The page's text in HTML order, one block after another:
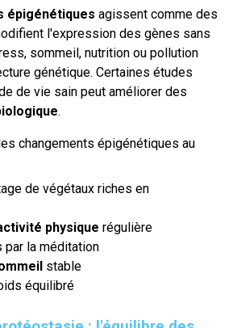
épigénétiques agissent comme des
l'expression des gènes sans
sommeil, nutrition ou pollution
génétique. Certaines études
de vie sain peut améliorer des
.
changements épigénétiques au
de végétaux riches en
physique régulière
par la méditation
stable
équilibré